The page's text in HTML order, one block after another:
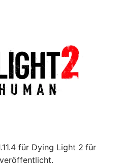
für Dying Light 2 für